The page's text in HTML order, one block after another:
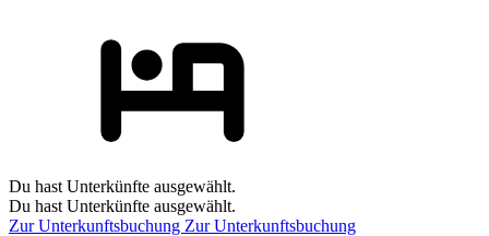
Du hast Unterkünfte ausgewählt.
Du hast Unterkünfte ausgewählt.
Zur Unterkunftsbuchung Zur Unterkunftsbuchung